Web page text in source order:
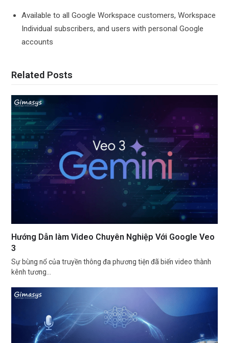
Available to all Google Workspace customers, Workspace
Individual subscribers, and users with personal Google
accounts
Related Posts
Hướng Dẫn làm Video Chuyên Nghiệp Với Google Veo
3
Sự bùng nổ của truyền thông đa phương tiện đã biến video thành
kênh tương…